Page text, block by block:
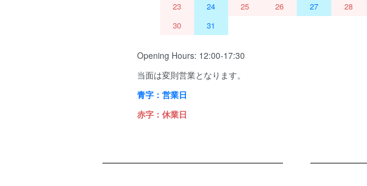
23
24 25 26 27 28
30
31
Opening Hours: 12:00-17:30
当面は変則営業となります。
青字：営業日
赤字：休業日